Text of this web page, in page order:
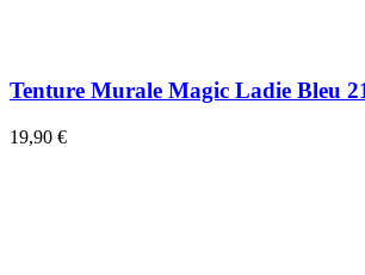
Tenture Murale Magic Ladie Bleu
19,90 €